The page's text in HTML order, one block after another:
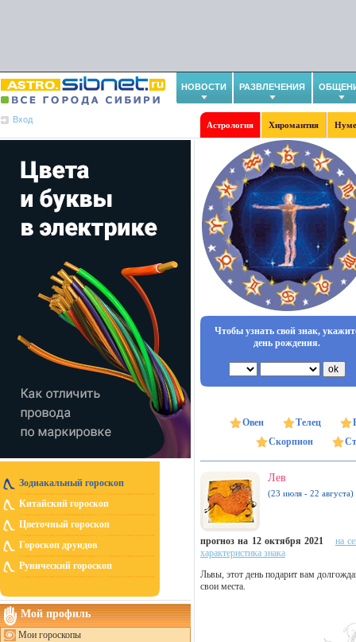
НОВОСТИ РАЗВЛЕЧЕНИЯ
Вход
Астрология Хиромантия
Зодиакальный гороскоп
Китайский гороскоп
Цветочный гороскоп
Гороскоп друидов
Рунический гороскоп
Мой профиль
Мои гороскопы
Чтобы узнать свой знак,
день рождения.
Овен Телец
Скорпион
Лев
(23 июля - 22 августа)
прогноз на 12 октября 2021
на
характеристика знака
Львы, этот день подарит вам
свои места.